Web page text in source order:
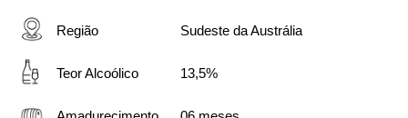
Região Sudeste da Austrália
Teor Alcoólico 13,5%